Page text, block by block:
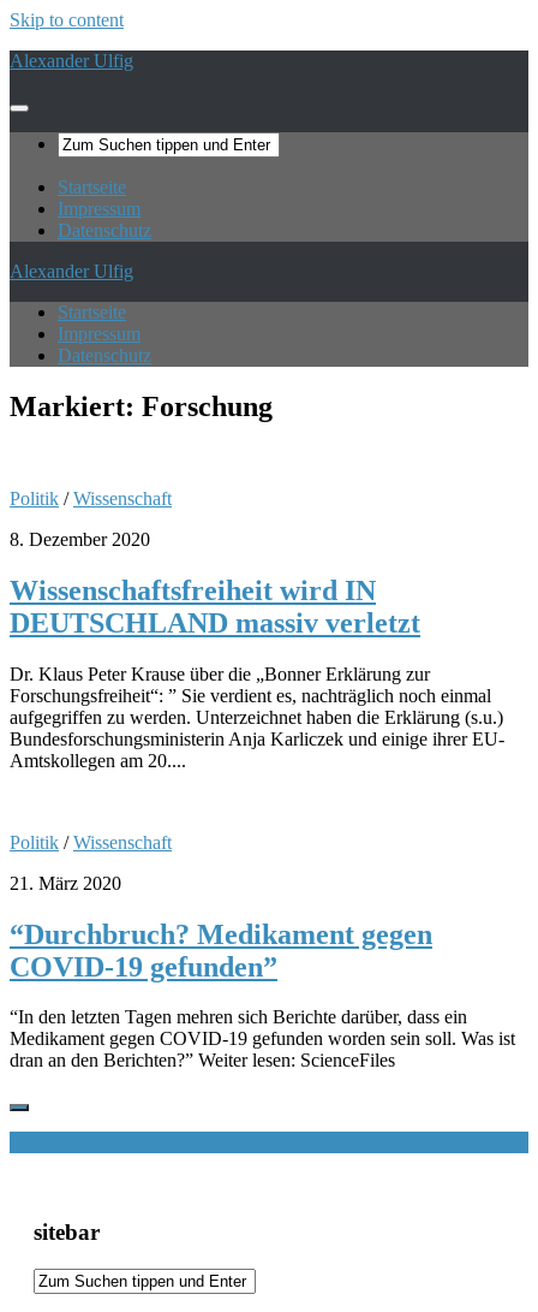
Skip to content
Alexander Ulfig
Startseite
Impressum
Datenschutz
Alexander Ulfig
Startseite
Impressum
Datenschutz
Markiert: Forschung
Politik /Wissenschaft
8. Dezember 2020
Wissenschaftsfreiheit wird IN
DEUTSCHLAND massiv verletzt
Dr. Klaus Peter Krause über die „Bonner Erklärung zur
Forschungsfreiheit“: ” Sie verdient es, nachträglich noch einmal
aufgegriffen zu werden. Unterzeichnet haben die Erklärung (s.u.)
Bundesforschungsministerin Anja Karliczek und einige ihrer EU-
Amtskollegen am 20....
Politik /Wissenschaft
21. März 2020
“Durchbruch? Medikament gegen
COVID-19 gefunden”
“In den letzten Tagen mehren sich Berichte darüber, dass ein
Medikament gegen COVID-19 gefunden worden sein soll. Was ist
dran an den Berichten?” Weiter lesen: ScienceFiles
sitebar